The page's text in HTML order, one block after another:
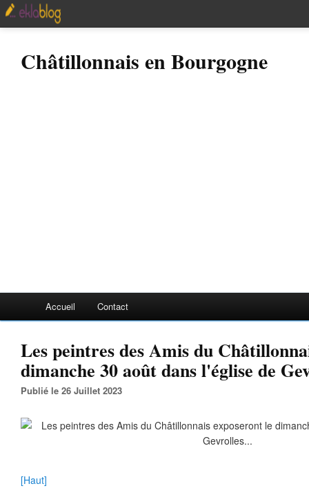
Châtillonnais en Bourgogne
Accueil Contact
Les peintres des Amis du
dimanche 30 août dans l'église de
Publié le 26 Juillet 2023
[Haut]